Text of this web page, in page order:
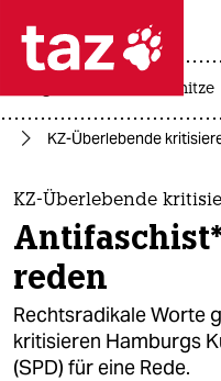
 taz
taz
themen
politik
öko
gesellschaft
hitze
KZ-Überlebende
KZ-Überlebende
reden
Rechtsradikale Worte
kritisieren Hamburgs
(SPD) für eine Rede.